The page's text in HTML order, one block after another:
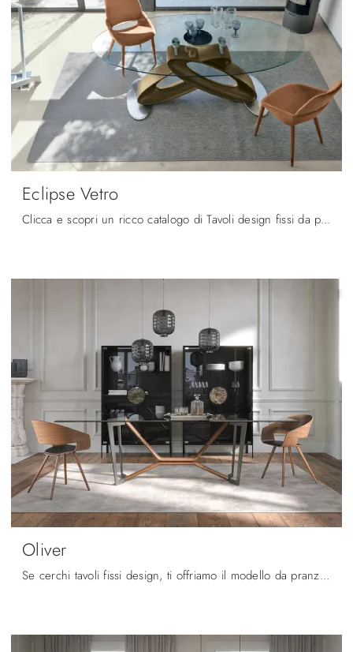
Eclipse Vetro
Clicca e scopri un ricco catalogo di Tavoli design fissi da pranzo! Il modello Eclipse Vetro di Target Point ti aspetta.
Oliver
Se cerchi tavoli fissi design, ti offriamo il modello da pranzo in vetro Oliver del marchio Tonin Casa.